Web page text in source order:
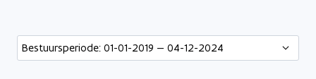
Bestuursperiode: 01-01-2019 — 04-12-2024